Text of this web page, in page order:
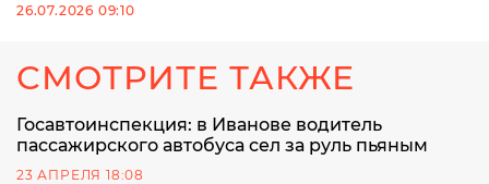
26.07.2026 09:10
СМОТРИТЕ ТАКЖЕ
Госавтоинспекция: в Иванове водитель
пассажирского автобуса сел за руль пьяным
23 АПРЕЛЯ 18:08